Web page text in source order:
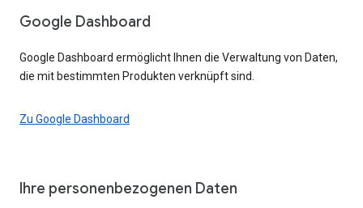
Google Dashboard
Google Dashboard ermöglicht Ihnen die Verwaltung von Daten,
die mit bestimmten Produkten verknüpft sind.
Zu Google Dashboard
Ihre personenbezogenen Daten